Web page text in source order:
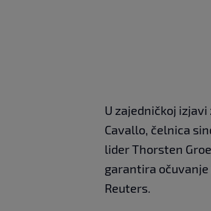
U zajedničkoj
Cavallo, čelnica
lider Thorsten
garantira
Reuters.